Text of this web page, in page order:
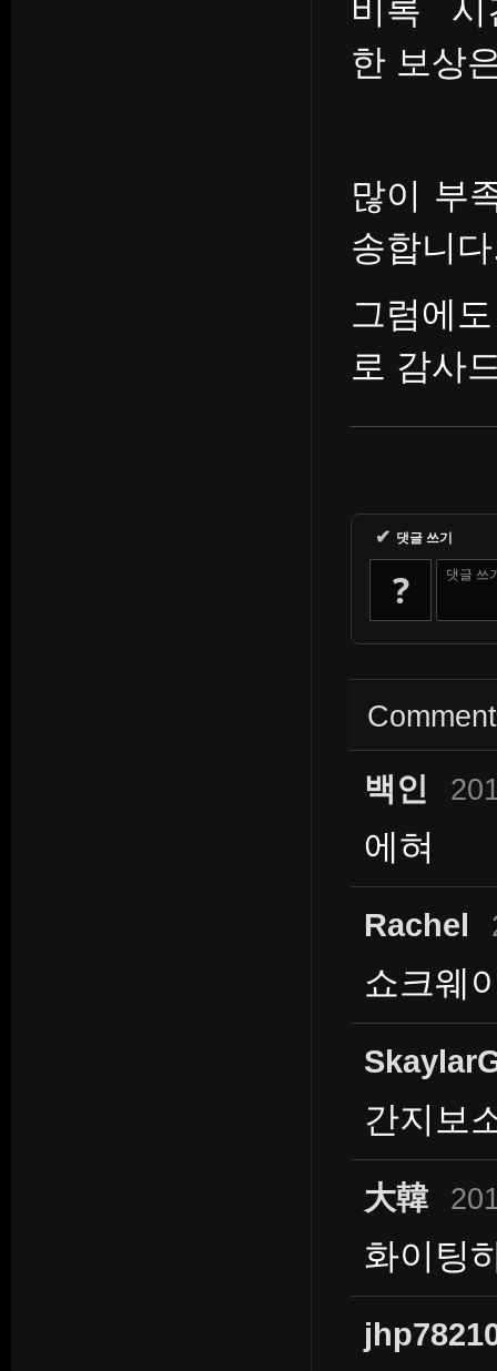
비록 시
한 보상
많이 부
송합니
그럼에
로 감사
✔ 댓글 쓰기
? 댓글 쓰
백인
에혀
Rachel
쇼크웨
간지보
大韓
화이팅